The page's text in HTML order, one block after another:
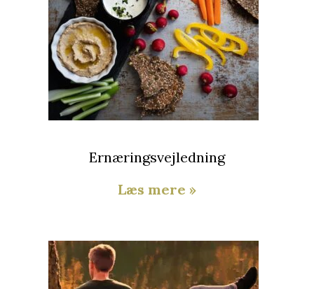
Ernæringsvejledning
Læs mere »